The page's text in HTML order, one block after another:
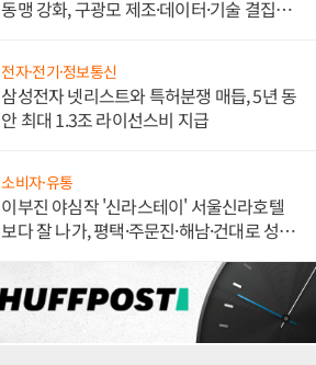
동맹 강화, 구광모 제조·데이터·기술 결집
전자·전기·정보통신
삼성전자 넷리스트와 특허분쟁 매듭, 5년 동
안 최대 1.3조 라이선스비 지급
소비자·유통
이부진 야심작 '신라스테이' 서울신라호텔
보다 잘 나가, 평택·주문진·해남·건대로 성